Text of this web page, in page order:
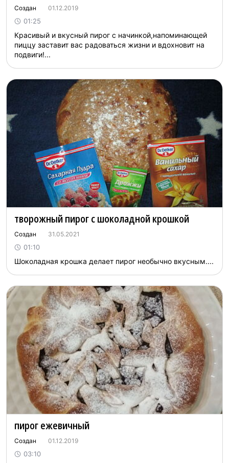
Создан 01.12.2019
01:25
Красивый и вкусный пирог с начинкой,напоминающей
пиццу заставит вас радоваться жизни и вдохновит на
подвиги!...
творожный пирог с шоколадной крошкой
Создан 31.05.2021
01:10
Шоколадная крошка делает пирог необычно вкусным....
пирог ежевичный
Создан 01.12.2019
03:10